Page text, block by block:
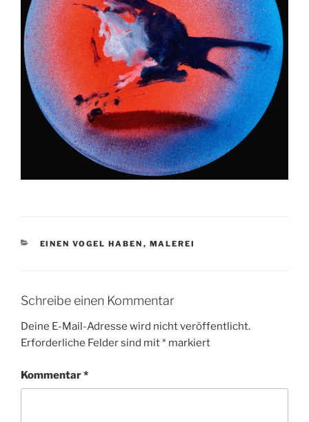
KATEGORIEN
EINEN VOGEL HABEN , MALEREI
Schreibe einen Kommentar
Deine E-Mail-Adresse wird nicht veröffentlicht.
Erforderliche Felder sind mit* markiert
Kommentar*